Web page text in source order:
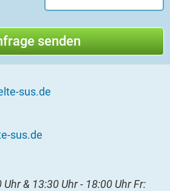
sus.de
sus.de
& 13:30 Uhr - 18:00 Uhr Fr: